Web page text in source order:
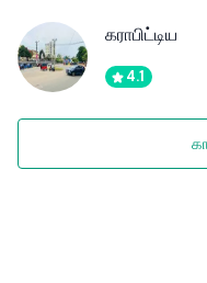
கராபிட்டிய
4.1